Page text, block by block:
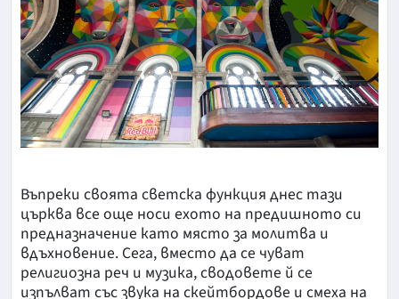
Въпреки своята светска функция днес тази
църква все още носи ехото на предишното си
предназначение като място за молитва и
вдъхновение. Сега, вместо да се чуват
религиозна реч и музика, сводовете й се
изпълват със звука на скейтбордове и смеха на